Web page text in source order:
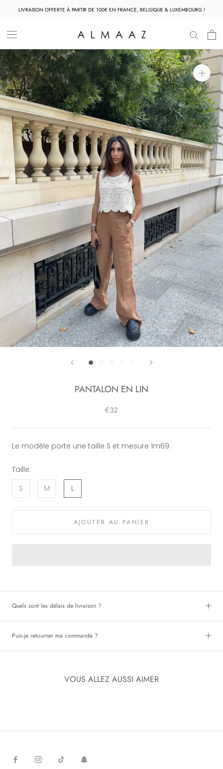
LIVRAISON OFFERTE À PARTIR DE 100€ EN FRANCE, BELGIQUE & LUXEMBOURG !
PANTALON EN LIN
€32
Le modèle porte une taille S et mesure 1m69.
Taille:
S
M L
AJOUTER AU PANIER
Quels sont les délais de livraison ?
Puis-je retourner ma commande ?
VOUS ALLEZ AUSSI AIMER